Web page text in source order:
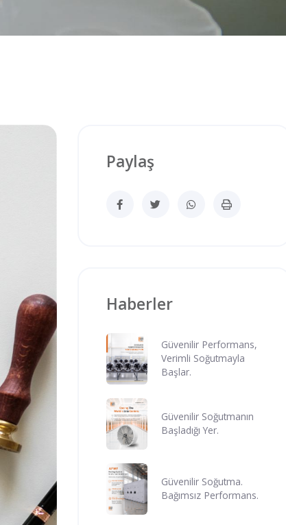
Paylaş
Haberler
Güvenilir Performans,
Verimli Soğutmayla
Başlar.
Güvenilir Soğutmanın
Başladığı Yer.
Güvenilir Soğutma.
Bağımsız Performans.